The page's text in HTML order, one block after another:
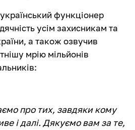
функціонер
усім захисникам та
а також озвучив
мрію мільйонів
про тих, завдяки кому
і далі. Дякуємо вам за те,